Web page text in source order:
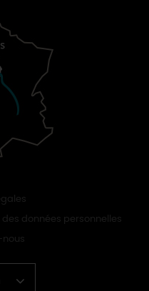
données personnelles